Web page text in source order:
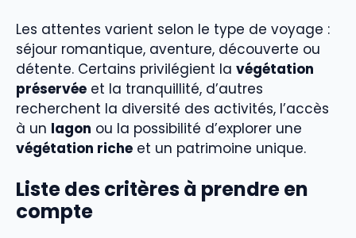
Les attentes varient selon le type de voyage :
séjour romantique, aventure, découverte ou
détente. Certains privilégient la végétation
préservée et la tranquillité, d’autres
recherchent la diversité des activités, l’accès
à un lagon ou la possibilité d’explorer une
végétation riche et un patrimoine unique.
Liste des critères à prendre en
compte